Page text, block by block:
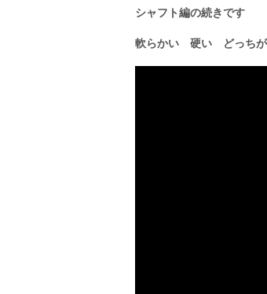
シャフト編の続きです
軟らかい 硬い どっちが